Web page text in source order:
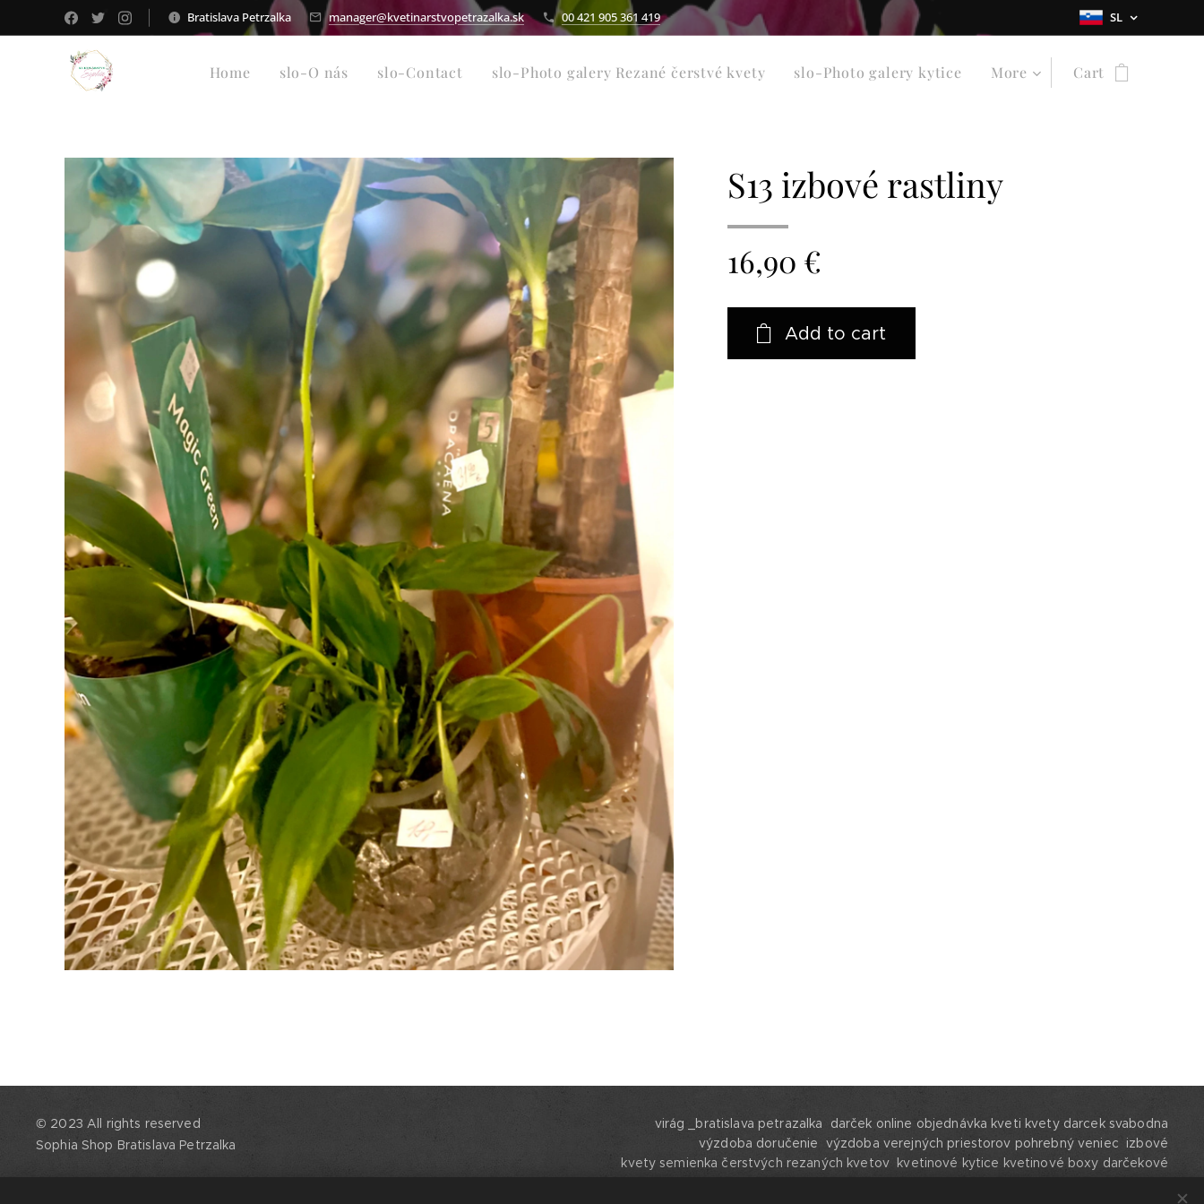
Bratislava Petrzalka manager@kvetinarstvopetrazalka.sk 00 421 905 361 419 SL
Home slo-O nás slo-Contact slo-Photo galery Rezané čerstvé kvety slo-Photo galery kytice More Cart
S13 izbové rastliny
16,90 €
Add to cart
© 2023 All rights reserved
Sophia Shop Bratislava Petrzalka
virág _bratislava petrazalka darček online objednávka kveti kvety darcek svabodna
výzdoba doručenie výzdoba verejných priestorov pohrebný veniec izbové
kvety semienka čerstvých rezaných kvetov kvetinové kytice kvetinové boxy darčekové